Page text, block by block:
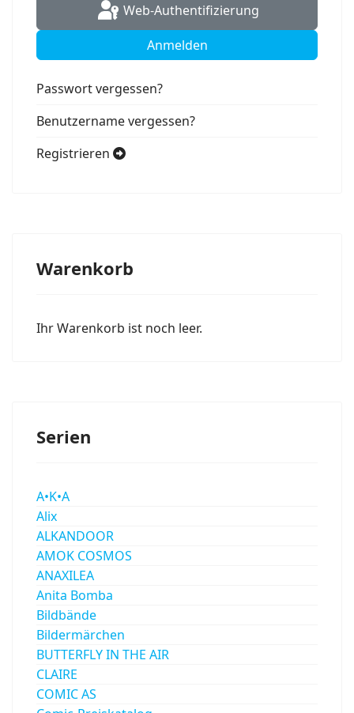
Web-Authentifizierung
Anmelden
Passwort vergessen?
Benutzername vergessen?
Registrieren
Warenkorb
Ihr Warenkorb ist noch leer.
Serien
A•K•A
Alix
ALKANDOOR
AMOK COSMOS
ANAXILEA
Anita Bomba
Bildbände
Bildermärchen
BUTTERFLY IN THE AIR
CLAIRE
COMIC AS